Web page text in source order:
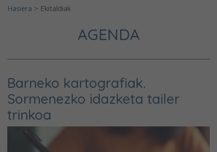
Hasiera > Ekitaldiak
AGENDA
Barneko kartografiak.
Sormenezko idazketa tailer
trinkoa